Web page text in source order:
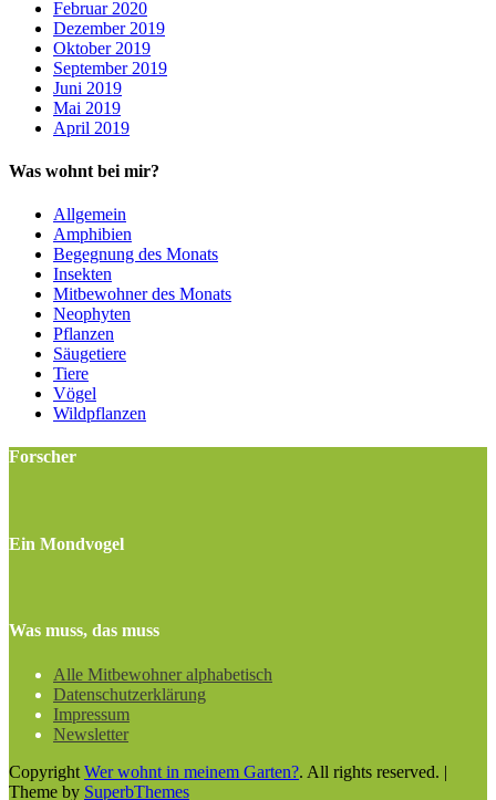
Februar 2020
Dezember 2019
Oktober 2019
September 2019
Juni 2019
Mai 2019
April 2019
Was wohnt bei mir?
Allgemein
Amphibien
Begegnung des Monats
Insekten
Mitbewohner des Monats
Neophyten
Pflanzen
Säugetiere
Tiere
Vögel
Wildpflanzen
Forscher
Ein Mondvogel
Was muss, das muss
Alle Mitbewohner alphabetisch
Datenschutzerklärung
Impressum
Newsletter
Copyright Wer wohnt in meinem Garten?. All rights reserved. |
Theme by SuperbThemes